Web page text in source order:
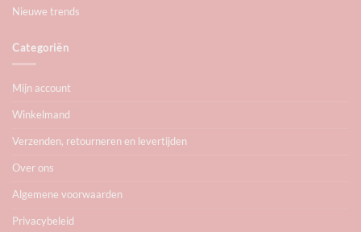
Nieuwe trends
Categoriën
Mijn account
Winkelmand
Verzenden, retourneren en levertijden
Over ons
Algemene voorwaarden
Privacybeleid